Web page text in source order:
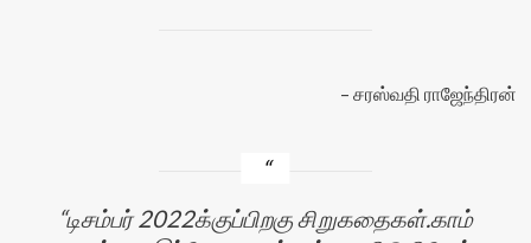
சரஸ்வதி ராஜேந்திரன்
டிசம்பர் 2022க்குப்பிறகு சிறுகதைகள்.காம்